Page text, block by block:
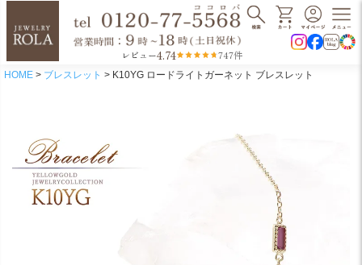
レビュー4.74 747件
HOME ブレスレット K10YG ロードライトガーネット ブレスレット